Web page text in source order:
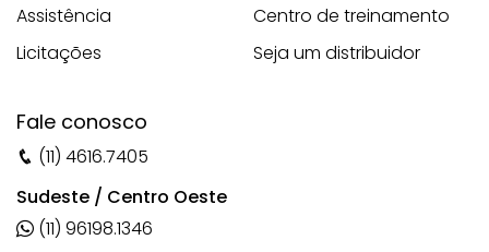
Assistência
Licitações
Centro de treinamento
Seja um distribuidor
Fale conosco
(11) 4616.7405
Sudeste / Centro Oeste
(11) 96198.1346